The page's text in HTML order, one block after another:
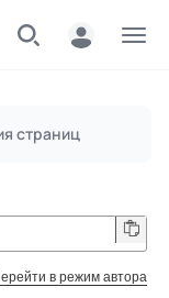
страниц
в режим автора